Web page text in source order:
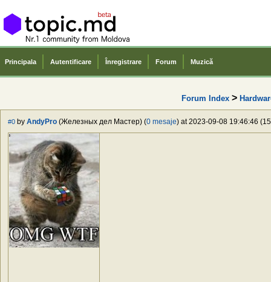
Principala Autentificare Înregistrare Forum Muzică
Forum Index>
#0 by AndyPro (Железных дел Мастер) (0 mesaje) at 2023-09-08 19:46:46